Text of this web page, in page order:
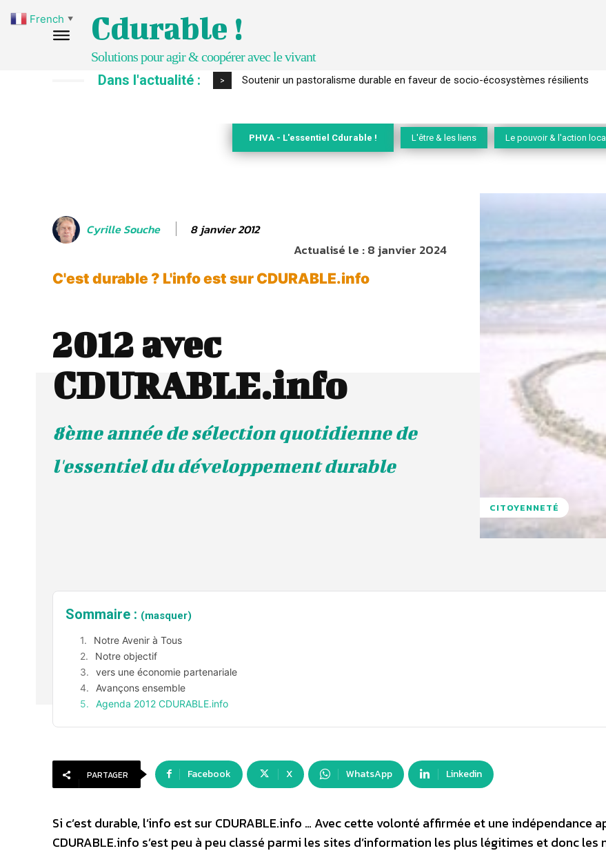
Cdurable !
Solutions pour agir & coopérer avec le vivant
Dans l'actualité : > S’inspirer de l’arbre pour un modèle économique régénératif du vivant …
PHVA - L'essentiel Cdurable ! L'être & les liens Le pouvoir & l'action
Cyrille Souche 8 janvier 2012
Actualisé le :8 janvier 2024
C'est durable ? L'info est sur CDURABLE.info
2012 avec
CDURABLE.info
8ème année de sélection quotidienne de
l'essentiel du développement durable
CITOYENNETÉ
Sommaire : (masquer)
Notre Avenir à Tous
Notre objectif
vers une économie partenariale
Avançons ensemble
Agenda 2012 CDURABLE.info
PARTAGER Facebook X WhatsApp Linkedin
Si c’est durable, l’info est sur CDURABLE.info … Avec cette volonté affirmée et une indépendance
CDURABLE.info s’est peu à peu classé parmi les sites d’information les plus légitimes et donc les
French ▼